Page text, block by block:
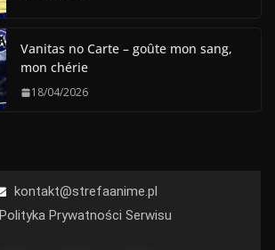
Vanitas no Carte – goûte mon sang,
mon chérie
18/04/2026
kontakt@strefaanime.pl
Polityka Prywatności Serwisu